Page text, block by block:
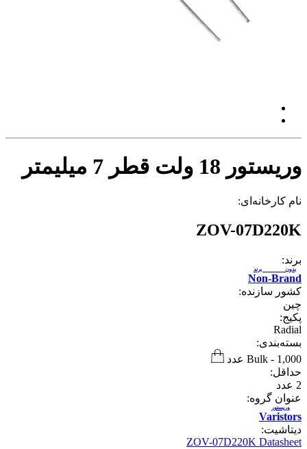
وریستور 18 ولت قطر 7 میلیمتر
نام کارخانه‌ای:
ZOV-07D220K
برند:
Non-Brand
بدون برند
کشور سازنده:
چین
پکیج:
Radial
بسته‌بندی:
Bulk - 1,000 عدد
حداقل:
2 عدد
عنوان گروه:
Varistors
وریستور
دیتاشیت:
ZOV-07D220K Datasheet